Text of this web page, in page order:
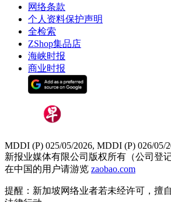
网络条款
个人资料保护声明
全检索
ZShop集品店
海峡时报
商业时报
MDDI (P) 025/05/2026, MDDI (P) 026/05/
新报业媒体有限公司版权所有（公司登记
在中国的用户请游览 zaobao.com
提醒：新加坡网络业者若未经许可，擅